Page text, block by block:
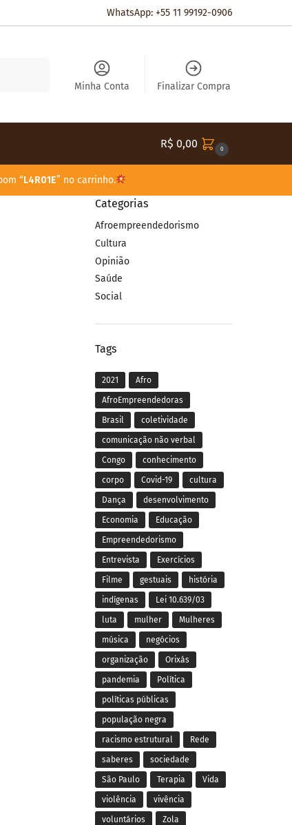
WhatsApp: +55 11 99192-0906
Minha Conta Finalizar Compra
R$ 0,00 0
“L4R01E” no carrinho.
Categorias
Afroempreendedorismo
Cultura
Opinião
Saúde
Social
Tags
2021 Afro
AfroEmpreendedoras
Brasil coletividade
comunicação não verbal
Congo conhecimento
corpo Covid-19 cultura
Dança desenvolvimento
Economia Educação
Empreendedorismo
Entrevista Exercícios
Filme gestuais história
indígenas Lei 10.639/03
luta mulher Mulheres
música negócios
organização Orixás
pandemia Política
políticas públicas
população negra
racismo estrutural Rede
saberes sociedade
São Paulo Terapia Vida
violência vivência
voluntários Zola